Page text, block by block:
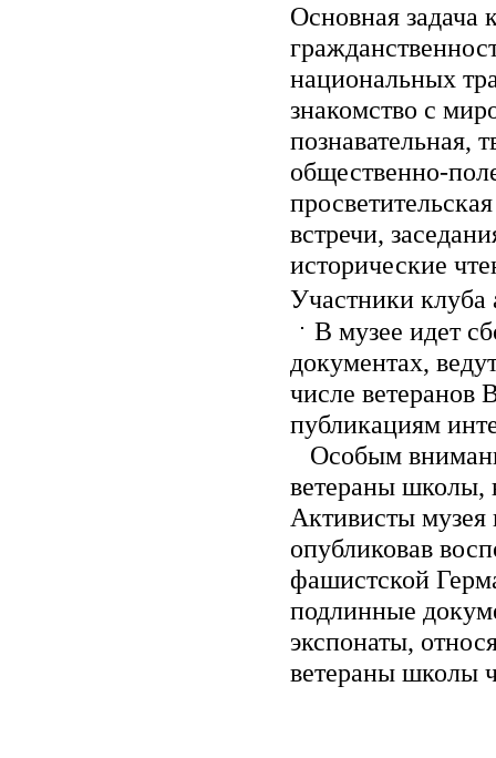
Основная задача
национальных
знакомство с
познавательная,
общественно-
встречи,
исторические
Участники клуба
В музее идет
документах,
числе ветеранов
публикациям
Особым
ветераны школы,
Активисты музея
опубликовав
фашистской
подлинные
экспонаты,
ветераны школы